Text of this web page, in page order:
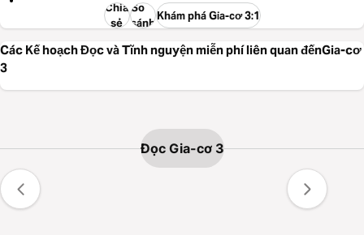
Chia
sẻ
So
sánh
Khám phá Gia-cơ 3:1
Các Kế hoạch Đọc và Tĩnh nguyện miễn phí liên quan đếnGia-cơ
3
Đọc Gia-cơ 3